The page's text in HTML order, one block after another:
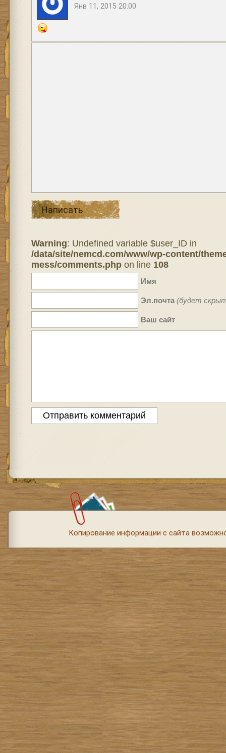
Янв 11, 2015 20:00
Написать
Warning: Undefined variable $user_ID in
/data/site/nemcd.com/www/wp-content/
mess/comments.phpon line 108
Имя
Эл.почта (будет
Ваш сайт
Копирование информации с сайта